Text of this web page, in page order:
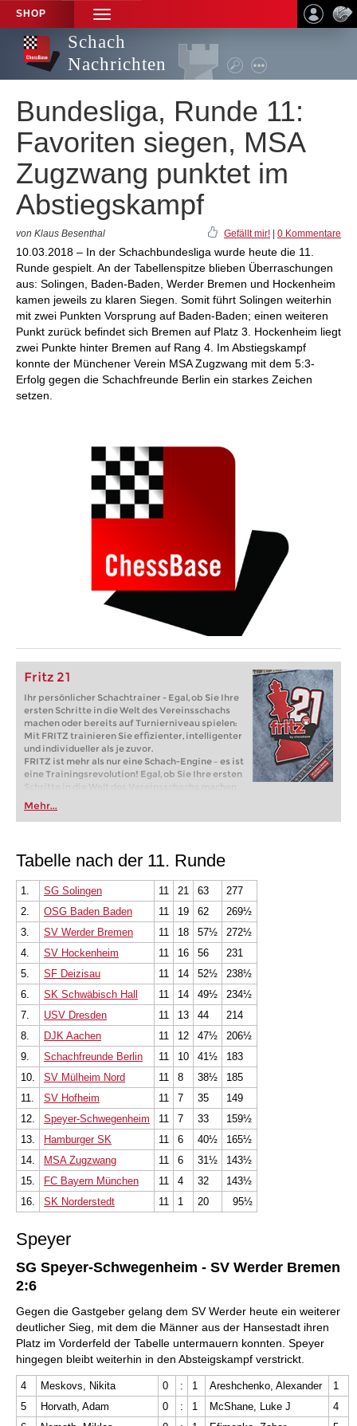
SHOP
TOGGLE
NAVIGATION
Schach
Nachrichten
Bundesliga, Runde 11:
Favoriten siegen, MSA
Zugzwang punktet im
Abstiegskampf
von Klaus Besenthal Gefällt mir! 0 Kommentare
10.03.2018 – In der Schachbundesliga wurde heute die 11.
Runde gespielt. An der Tabellenspitze blieben Überraschungen
aus: Solingen, Baden-Baden, Werder Bremen und Hockenheim
kamen jeweils zu klaren Siegen. Somit führt Solingen weiterhin
mit zwei Punkten Vorsprung auf Baden-Baden; einen weiteren
Punkt zurück befindet sich Bremen auf Platz 3. Hockenheim liegt
zwei Punkte hinter Bremen auf Rang 4. Im Abstiegskampf
konnte der Münchener Verein MSA Zugzwang mit dem 5:3-
Erfolg gegen die Schachfreunde Berlin ein starkes Zeichen
setzen.
Fritz 21
Ihr persönlicher Schachtrainer - Egal, ob Sie Ihre
ersten Schritte in die Welt des Vereinsschachs
machen oder bereits auf Turnierniveau spielen:
Mit FRITZ trainieren Sie effizienter, intelligenter
und individueller als je zuvor.
FRITZ ist mehr als nur eine Schach-Engine – es ist
eine Trainingsrevolution! Egal, ob Sie Ihre ersten
Schritte in die Welt des Vereinsschachs machen
oder bereits auf Turnierniveau spielen: Mit
FRITZ trainieren Sie effizienter, intelligenter und
individueller als je zuvor.
Mehr...
Tabelle nach der 11. Runde
1. SG Solingen 11 21 63
277
2.
OSG Baden Baden 11 19 62
269½
3.
SV Werder Bremen 11 18 57½
272½
4.
SV Hockenheim 11 16 56
231
5.
SF Deizisau 11 14 52½
238½
6.
SK Schwäbisch Hall 11 14 49½
234½
7.
USV Dresden 11 13 44
214
8.
DJK Aachen 11 12 47½
206½
9.
Schachfreunde Berlin 11 10 41½
183
10.
SV Mülheim Nord 11 8 38½
185
11.
SV Hofheim 11 7 35
149
12.
Speyer-Schwegenheim 11 7 33
159½
13.
Hamburger SK 11 6 40½
165½
14.
MSA Zugzwang 11 6 31½
143½
15.
FC Bayern München 11 4 32
143½
16.
SK Norderstedt 11 1 20 95½
Speyer
SG Speyer-Schwegenheim - SV Werder Bremen
2:6
Gegen die Gastgeber gelang dem SV Werder heute ein weiterer
deutlicher Sieg, mit dem die Männer aus der Hansestadt ihren
Platz im Vorderfeld der Tabelle untermauern konnten. Speyer
hingegen bleibt weiterhin in den Absteigskampf verstrickt.
4 Meskovs, Nikita 0 : 1 Areshchenko, Alexander
1
5
Horvath, Adam 0 : 1 McShane, Luke J
4